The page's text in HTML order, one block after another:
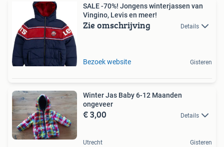
SALE -70%! Jongens winterjassen van
Vingino, Levis en meer!
Zie omschrijving Details
Bezoek website Gisteren
Winter Jas Baby 6-12 Maanden
ongeveer
€ 3,00 Details
Utrecht Gisteren